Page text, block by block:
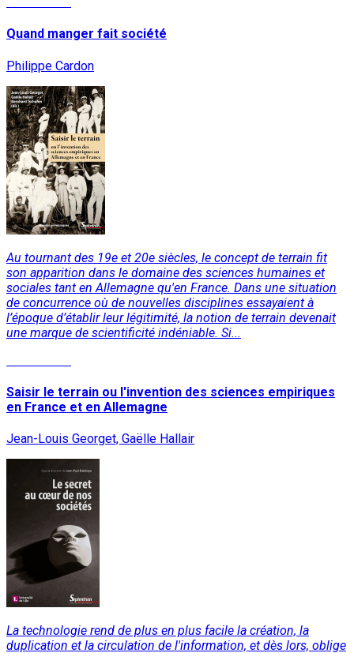
Quand manger fait société
Philippe Cardon
Au tournant des 19e et 20e siècles, le concept de terrain fit
son apparition dans le domaine des sciences humaines et
sociales tant en Allemagne qu'en France. Dans une situation
de concurrence où de nouvelles disciplines essayaient à
l’époque d’établir leur légitimité, la notion de terrain devenait
une marque de scientificité indéniable. Si...
Saisir le terrain ou l'invention des sciences empiriques
en France et en Allemagne
Jean-Louis Georget, Gaëlle Hallair
La technologie rend de plus en plus facile la création, la
duplication et la circulation de l'information, et dès lors, oblige